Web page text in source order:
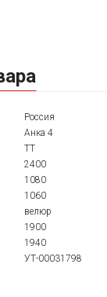
Россия
Анка 4
ТТ
2400
1080
1060
велюр
1900
1940
УТ-00031798